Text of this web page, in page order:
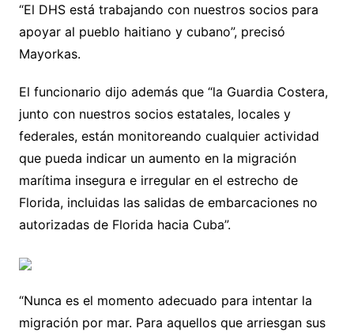
“El DHS está trabajando con nuestros socios para
apoyar al pueblo haitiano y cubano”, precisó
Mayorkas.
El funcionario dijo además que “la Guardia Costera,
junto con nuestros socios estatales, locales y
federales, están monitoreando cualquier actividad
que pueda indicar un aumento en la migración
marítima insegura e irregular en el estrecho de
Florida, incluidas las salidas de embarcaciones no
autorizadas de Florida hacia Cuba”.
“Nunca es el momento adecuado para intentar la
migración por mar. Para aquellos que arriesgan sus